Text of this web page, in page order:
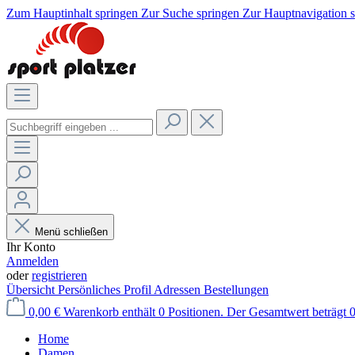
Zum Hauptinhalt springen Zur Suche springen Zur Hauptnavigation
Menü schließen
Ihr Konto
Anmelden
oderregistrieren
Übersicht Persönliches Profil Adressen Bestellungen
0,00 € Warenkorb enthält 0 Positionen. Der Gesamtwert beträgt
Home